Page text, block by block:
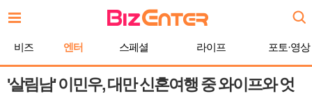
문
비즈 엔터 스페셜 라이프 포토·영상
'살림남' 이민우, 대만 신혼여행 중 와이프와 엇